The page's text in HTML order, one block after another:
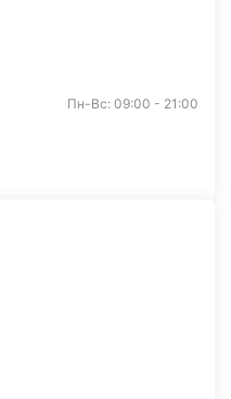
Пн-Вс: 09:00 - 21:00